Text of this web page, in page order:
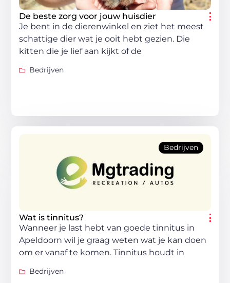
De beste zorg voor jouw huisdier
Je bent in de dierenwinkel en ziet het meest
schattige dier wat je ooit hebt gezien. Die
kitten die je lief aan kijkt of de
Bedrijven
Bedrijven
Wat is tinnitus?
Wanneer je last hebt van goede tinnitus in
Apeldoorn wil je graag weten wat je kan doen
om er vanaf te komen. Tinnitus houdt in
Bedrijven